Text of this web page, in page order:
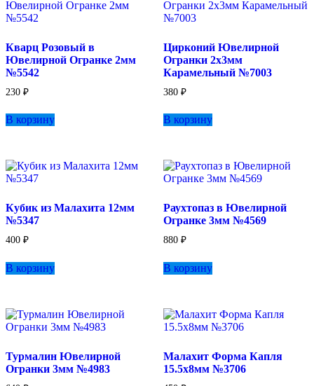
Кварц Розовый в
Ювелирной Огранке 2мм
№5542
230 ₽
В корзину
Цирконий Ювелирной
Огранки 2х3мм
Карамельный №7003
380 ₽
В корзину
Кубик из Малахита 12мм
№5347
400 ₽
В корзину
Раухтопаз в Ювелирной
Огранке 3мм №4569
880 ₽
В корзину
Турмалин Ювелирной
Огранки 3мм №4983
Малахит Форма Капля
15.5х8мм №3706